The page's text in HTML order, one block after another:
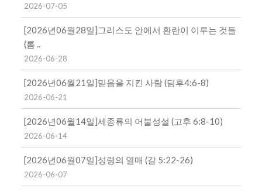
2026-07-05
[2026년06월28일]그리스도 안에서 환란이 이루는 것들
(롬 ..
2026-06-28
[2026년06월21일]믿음을 지킨 사람 (딤후4:6-8)
2026-06-21
[2026년06월14일]세종류의 어불성설 (고후 6:8-10)
2026-06-14
[2026년06월07일]성령의 열매 (갈 5:22-26)
2026-06-07